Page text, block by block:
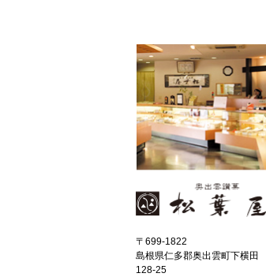
〒699-1822
島根県仁多郡奥出雲町下横田
128-25